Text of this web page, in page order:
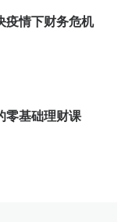
過剩。
的一年，人民幣匯
開辦外幣買賣業務；
賣業務。7月21日，
供求為基礎、
率制度
場上
疫情下财务危机
零基础理财课